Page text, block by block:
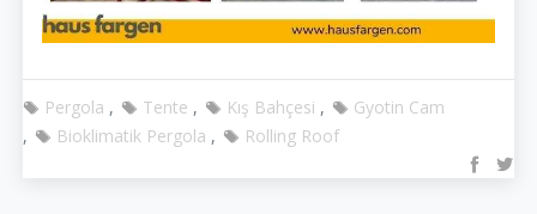
Pergola Tente Kış Bahçesi
Gyotin Cam
Bioklimatik Pergola
Rolling Roof